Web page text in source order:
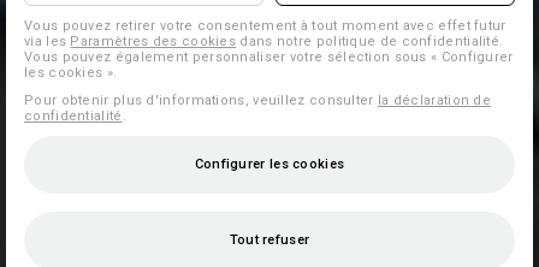
Vous pouvez retirer votre consentement à tout moment avec effet futur
via les Paramètres des cookies dans notre politique de confidentialité.
Vous pouvez également personnaliser votre sélection sous « Configurer
les cookies ».
Pour obtenir plus d'informations, veuillez consulter la déclaration de
confidentialité
Configurer les cookies
Tout refuser